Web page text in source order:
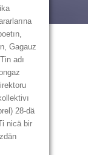
Gagauz
adı
28-dä
nicä bir